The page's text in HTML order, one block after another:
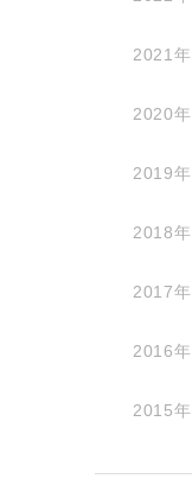
2021年
2020年
2019年
2018年
2017年
2016年
2015年